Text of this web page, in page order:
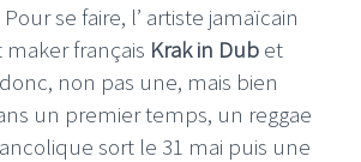
Pour se faire, l’ artiste jamaïcain
français Krak in Dub et
non pas une, mais bien
un premier temps, un reggae
sort le 31 mai puis une